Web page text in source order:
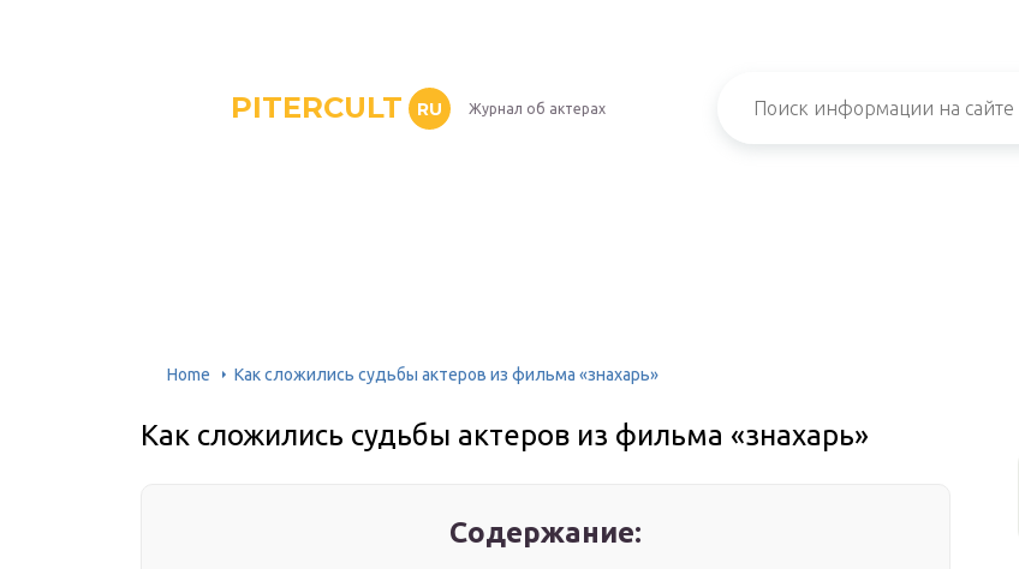
PITERCULT RU Журнал об актерах
Home Как сложились судьбы актеров из фильма «знахарь»
Как сложились судьбы актеров из фильма «знахарь»
Содержание: